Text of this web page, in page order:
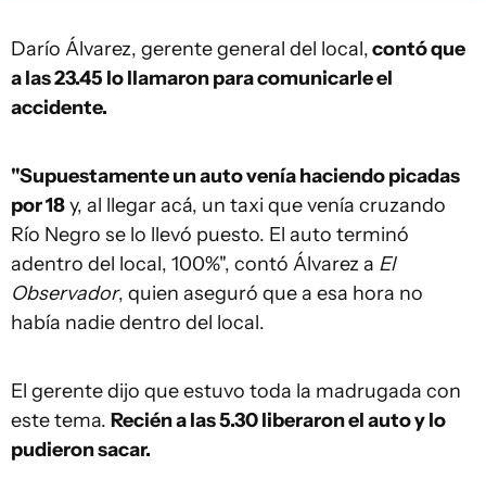
Darío Álvarez, gerente general del local,contó que
a las 23.45 lo llamaron para comunicarle el
accidente.
"Supuestamente un auto venía haciendo picadas
por 18y, al llegar acá, un taxi que venía cruzando
Río Negro se lo llevó puesto. El auto terminó
adentro del local, 100%", contó Álvarez a El
Observador, quien aseguró que a esa hora no
había nadie dentro del local.
El gerente dijo que estuvo toda la madrugada con
este tema. Recién a las 5.30 liberaron el auto y lo
pudieron sacar.